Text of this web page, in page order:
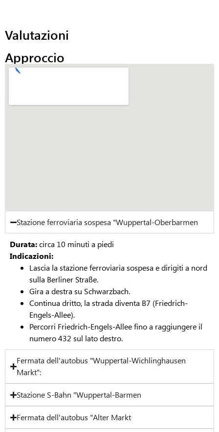
Valutazioni
Approccio
Stazione ferroviaria sospesa "Wuppertal-Oberbarmen
Durata:circa 10 minuti a piedi
Indicazioni:
Lascia la stazione ferroviaria sospesa e dirigiti a nord
sulla Berliner Straße.
Gira a destra su Schwarzbach.
Continua dritto, la strada diventa B7 (Friedrich-
Engels-Allee).
Percorri Friedrich-Engels-Allee fino a raggiungere il
numero 432 sul lato destro.
Fermata dell'autobus "Wuppertal-Wichlinghausen
Markt":
Stazione S-Bahn "Wuppertal-Barmen
Fermata dell'autobus "Alter Markt